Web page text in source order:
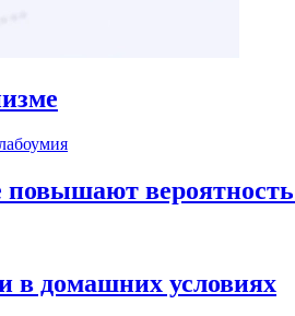
в домашних условиях